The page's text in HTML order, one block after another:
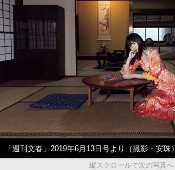
「週刊文春」2019年6月13日号より（撮影・安珠）
縦スクロールで次の写真へ